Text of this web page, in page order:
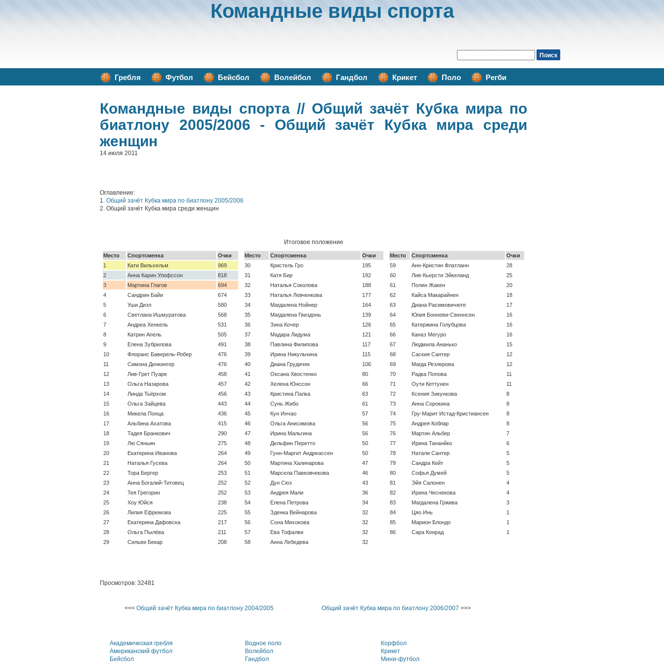
Командные виды спорта
Гребля Футбол Бейсбол Волейбол Гандбол Крикет Поло Регби
Командные виды спорта // Общий зачёт Кубка мира по
биатлону 2005/2006 - Общий зачёт Кубка мира среди
женщин
14 июля 2011
Оглавление:
1. Общий зачёт Кубка мира по биатлону 2005/2006
2. Общий зачёт Кубка мира среди женщин
Итоговое положение
Место Спортсменка
Очки
1
Кати Вильхельм
969
2
Анна Карин Улофссон
818
3
Мартина Глагов
694
4
Сандрин Байи
674
5
Уши Дизл
580
6
Светлана Ишмуратова
568
7
Андреа Хенкель
531
8
Катрин Апель
505
9
Елена Зубрилова
491
10
Флоранс Баверель-Робер
476
11
Симона Денкингер
476
12
Лив-Грет Пуаре
458
13
Ольга Назарова
457
14
Линда Тьёрхом
456
15
Ольга Зайцева
443
16
Микела Понца
436
17
Альбина Ахатова
415
18
Тадея Бранкович
290
19
Лю Сяньин
275
20
Екатерина Иванова
264
21
Наталья Гусева
264
22
Тора Бергер
253
23
Анна Богалий-Титовец
252
24
Тея Грегорин
252
25
Хоу Юйся
238
26
Лилия Ефремова
225
27
Екатерина Дафовска
217
28
Ольга Пылёва
211
29
Сильви Бекар 208
Место Спортсменка
Очки
30
Кристель Гро
195
31
Катя Бир
192
32
Наталья Соколова
188
33
Наталья Левченкова
177
34
Магдалена Нойнер
164
35
Магдалена Гвиздонь
139
36
Зина Кочер
126
37
Мадара Лидума
121
38
Павлина Филипова
117
39
Ирина Никульчина
115
40
Диана Грудичек
106
41
Оксана Хвостенко
80
42
Хелена Юнссон
66
43
Кристина Палка
63
44
Сунь Жибо
61
45
Кун Инчао
57
46
Ольга Анисимова
56
47
Ирина Мальгина
56
48
Дельфин Перетто
50
49
Гунн-Маргит Андреассен
50
50
Мартина Халинарова
47
51
Марсела Павковчекова
46
52
Дун Сюэ
43
53
Андрея Мали
36
54
Елена Петрова
34
55
Зденка Вейнарова
32
56
Сона Михокова
32
57
Ева Тофалви
32
58
Анна Лебедева 32
Место Спортсменка
Очки
59
Анн-Кристин Флатланн
28
60
Лив-Кьерсти Эйкеланд
25
61
Полин Жакен
20
62
Кайса Макарайнен
18
63
Диана Расимовичюте
17
64
Юлия Бонневи-Свеннсен
16
65
Катержина Голубцова
16
66
Канаэ Мегуро
16
67
Людмила Ананько
15
68
Саския Сантер
12
69
Магда Резлерова
12
70
Радка Попова
11
71
Оути Кеттунен
11
72
Ксения Зикункова
8
73
Анна Сорокина
8
74
Гру-Марит Истад-Кристиансен
8
75
Андрея Коблар
8
76
Мартин Альбер
7
77
Ирина Тананйко
6
78
Натали Сантер
5
79
Сандра Кейт
5
80
Софья Думей
5
81
Эйя Салонен
4
82
Ирина Чеснекова
4
83
Магдалена Гржива
3
84
Цяо Инь
1
85
Марион Блондо
1
86
Сара Конрад 1
Просмотров: 32481
<<< Общий зачёт Кубка мира по биатлону 2004/2005 Общий зачёт Кубка мира по биатлону 2006/2007 >>>
Академическая гребля
Американский футбол
Бейсбол
Водное поло
Волейбол
Гандбол
Корфбол
Крикет
Мини-футбол